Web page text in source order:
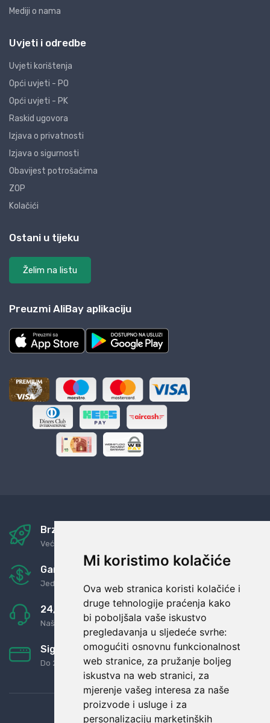
Mi koristimo kolačiće
Ova web stranica koristi kolačiće i
druge tehnologije praćenja kako
bi poboljšala vaše iskustvo
pregledavanja u sljedeće svrhe:
omogućiti osnovnu funkcionalnost
web stranice, za pružanje boljeg
iskustva na web stranici, za
mjerenje vašeg interesa za naše
proizvode i usluge i za
personalizaciju marketinških
Mediji o nama
Uvjeti i odredbe
Uvjeti korištenja
Opći uvjeti - PO
Opći uvjeti - PK
Raskid ugovora
Izjava o privatnosti
Izjava o sigurnosti
Obavijest potrošačima
ZOP
Kolačići
Ostani u tijeku
Želim na listu
Preuzmi AliBay aplikaciju
Brza i sigurna dostava
Već za nekoliko dana kod vas
Garancija u povrat novaca
Jednostavno pravilo: Roba za novac
24/7 odlična podrška
Naši agenti uvijek na raspolaganju
Sigurno obročno plaćanje
Do 24 rata bez kamata